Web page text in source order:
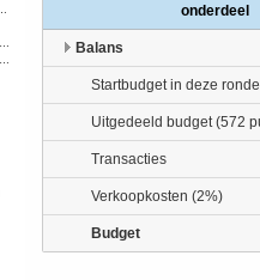
onderdeel
Balans
Startbudget in deze ronde
Uitgedeeld budget (572
Transacties
Verkoopkosten (2%)
Budget